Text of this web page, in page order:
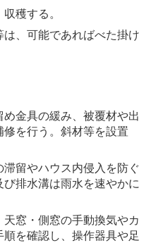
穫する。
、可能であればべた掛け
金具の緩み、被覆材や出
修を行う。斜材等を設置
留やハウス内侵入を防ぐ
排水溝は雨水を速やかに
窓・側窓の手動換気やカ
を確認し、操作器具や足